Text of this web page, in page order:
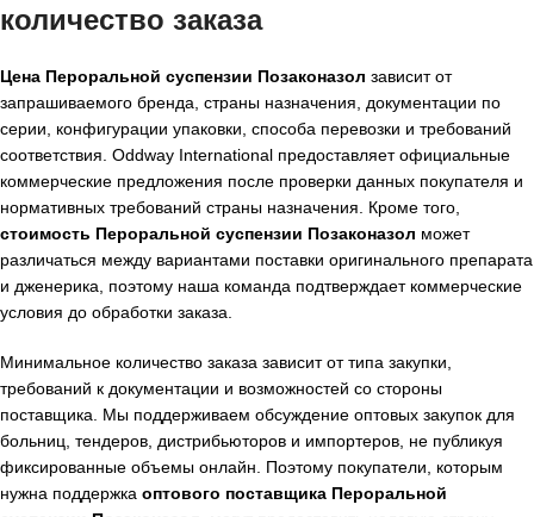
количество заказа
Цена Пероральной суспензии Позаконазол зависит от
запрашиваемого бренда, страны назначения, документации по
серии, конфигурации упаковки, способа перевозки и требований
соответствия. Oddway International предоставляет официальные
коммерческие предложения после проверки данных покупателя и
нормативных требований страны назначения. Кроме того,
стоимость Пероральной суспензии Позаконазол может
различаться между вариантами поставки оригинального препарата
и дженерика, поэтому наша команда подтверждает коммерческие
условия до обработки заказа.
Минимальное количество заказа зависит от типа закупки,
требований к документации и возможностей со стороны
поставщика. Мы поддерживаем обсуждение оптовых закупок для
больниц, тендеров, дистрибьюторов и импортеров, не публикуя
фиксированные объемы онлайн. Поэтому покупатели, которым
нужна поддержка оптового поставщика Пероральной